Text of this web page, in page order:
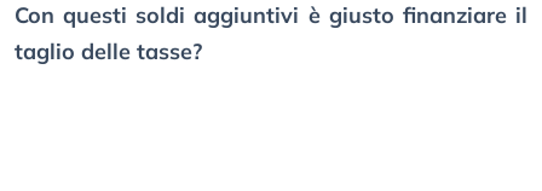
Con questi soldi aggiuntivi è giusto finanziare il
taglio delle tasse?